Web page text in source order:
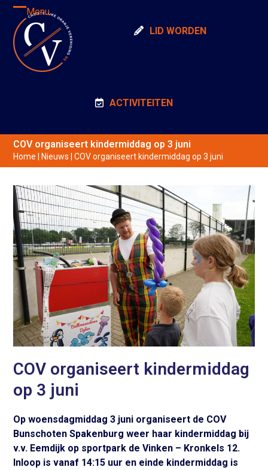
Skip
content
Menu
Open
mobile
menu
Close
mobile
menu
LID WORDEN
ACTIVITEITEN
COV organiseert kindermiddag op 3 juni
Home Nieuws |COV organiseert kindermiddag op 3 juni
COV organiseert kindermiddag
op 3 juni
Op woensdagmiddag 3 juni organiseert de COV
Bunschoten Spakenburg weer haar kindermiddag bij
v.v. Eemdijk op sportpark de Vinken – Kronkels 12.
Inloop is vanaf 14:15 uur en einde kindermiddag is